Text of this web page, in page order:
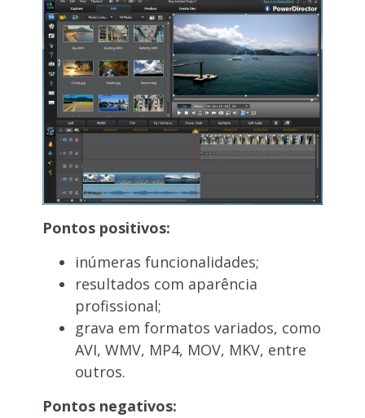
Pontos positivos:
inúmeras funcionalidades;
resultados com aparência
profissional;
grava em formatos variados, como
AVI, WMV, MP4, MOV, MKV, entre
outros.
Pontos negativos: